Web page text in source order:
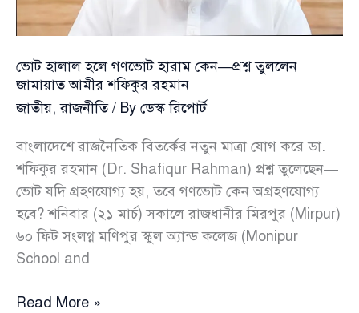
শফিকুর
রহমান
ভোট হালাল হলে গণভোট হারাম কেন—প্রশ্ন তুললেন
জামায়াত আমীর শফিকুর রহমান
জাতীয়,রাজনীতি/ By ডেস্ক রিপোর্ট
বাংলাদেশে রাজনৈতিক বিতর্কের নতুন মাত্রা যোগ করে ডা.
শফিকুর রহমান (Dr. Shafiqur Rahman) প্রশ্ন তুলেছেন—
ভোট যদি গ্রহণযোগ্য হয়, তবে গণভোট কেন অগ্রহণযোগ্য
হবে? শনিবার (২১ মার্চ) সকালে রাজধানীর মিরপুর (Mirpur)
৬০ ফিট সংলগ্ন মণিপুর স্কুল অ্যান্ড কলেজ (Monipur
School and
ভোট
Read More »